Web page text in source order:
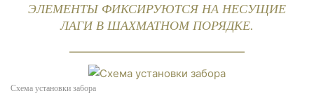
ЭЛЕМЕНТЫ ФИКСИРУЮТСЯ НА НЕСУЩИЕ
ЛАГИ В ШАХМАТНОМ ПОРЯДКЕ.
Схема установки забора